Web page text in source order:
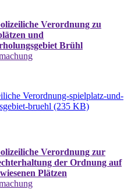
Verordnung zu
und
Brühl
Verordnung-spielplatz-und-
bruehl (235 KB)
Verordnung zur
der Ordnung auf
Plätzen